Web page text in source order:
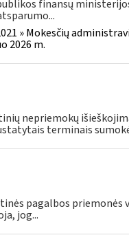
finansų
» Mokesčių
2026 m.
nepriemokų
terminais
pagalbos priemonės
jog...